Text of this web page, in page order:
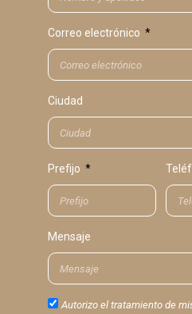
Correo electrónico
Ciudad
Prefijo
Mensaje
Autorizo el tratamiento de